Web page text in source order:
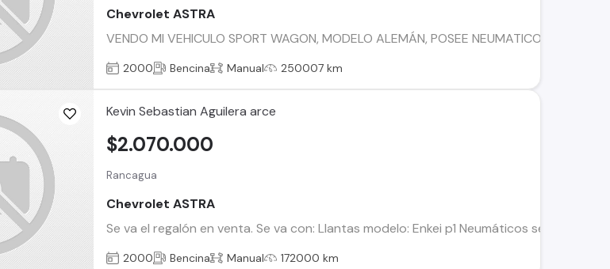
Chevrolet ASTRA
VENDO MI VEHICULO SPORT WAGON, MODELO ALEMÁN, POSEE NEUMATICOS
2000 Bencina Manual 250007 km
Kevin Sebastian Aguilera arce
Rancagua
Chevrolet ASTRA
Se va el regalón en venta. Se va con: Llantas modelo: Enkei p1 Neumáticos semi slick
$2.070.000
2000 Bencina Manual 172000 km